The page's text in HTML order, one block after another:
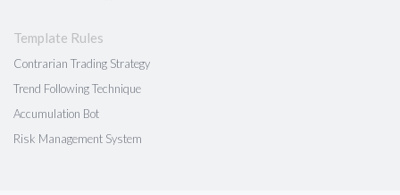
Template Rules
Contrarian Trading Strategy
Trend Following Technique
Accumulation Bot
Risk Management System